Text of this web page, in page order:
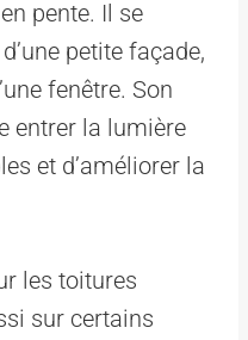
pente. Il se
petite façade,
fenêtre. Son
entrer la lumière
et d’améliorer la
les toitures
sur certains